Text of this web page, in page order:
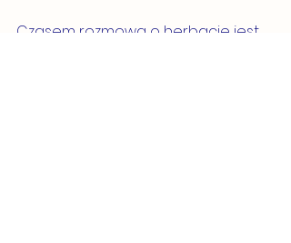
Czasem rozmowa o herbacie jest